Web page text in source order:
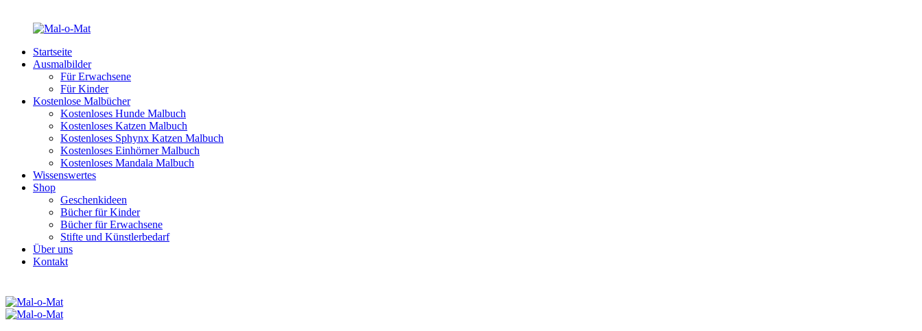
Startseite
Ausmalbilder
Für Erwachsene
Für Kinder
Kostenlose Malbücher
Kostenloses Hunde Malbuch
Kostenloses Katzen Malbuch
Kostenloses Sphynx Katzen Malbuch
Kostenloses Einhörner Malbuch
Kostenloses Mandala Malbuch
Wissenswertes
Shop
Geschenkideen
Bücher für Kinder
Bücher für Erwachsene
Stifte und Künstlerbedarf
Über uns
Kontakt